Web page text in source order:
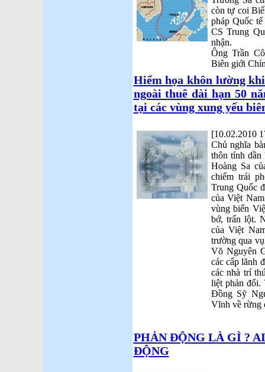
còn tự coi
pháp Quốc
CS Trung
nhận.
Ông Trần
Biên giới
Hiểm họa khôn lường
ngoài thuê dài hạn 50
tại các vùng xung yếu
[10.02.2010
Chủ nghĩa
thôn tính dần
Hoàng Sa
chiếm trái
Trung Quốc
của Việt
vùng biển
bớ, trấn lột.
của Việt
trường qua
Võ Nguyên
các cấp lãnh
các nhà trí
liệt phản đối.
Đồng Sỹ
Vĩnh về rừng
PHẢN ĐỘNG LÀ GÌ ?
ĐỘNG